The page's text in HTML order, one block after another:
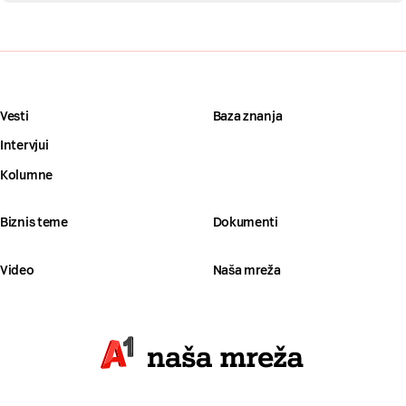
Vesti
Intervjui
Kolumne
Baza znanja
Biznis teme Dokumenti
Video Naša mreža